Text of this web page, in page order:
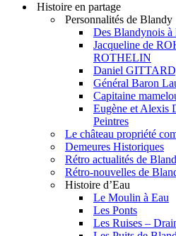
Histoire en partage
Personnalités de Blandy
Des Blandynois à
Jacqueline de
ROTHELIN
Daniel
Général Baron
Capitaine
Eugène et
Peintres
Le château propriété
Demeures Historiques
Rétro actualités de
Rétro-nouvelles de
Histoire d’Eau
Le Moulin à Eau
Les Ponts
Les Ruises –